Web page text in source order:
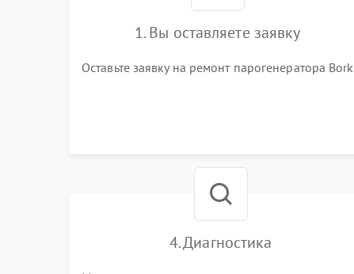
1. Вы оставляете заявку
Оставьте заявку на ремонт парогенератора Bork
4. Диагностика